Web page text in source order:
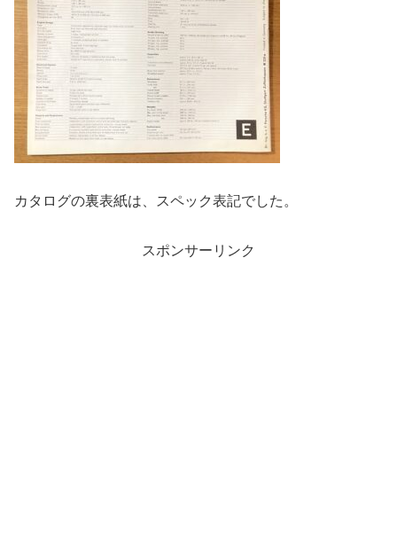
カタログの裏表紙は、スペック表記でした。
スポンサーリンク